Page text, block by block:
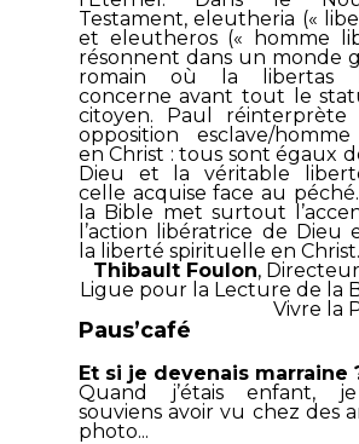
Testament,eleutheria («
et eleutheros(« homme
résonnent dans un monde
romain où la
libertas
concerne avant tout le
citoyen. Paul réinterprète
opposition esclave/
en Christ : tous sont égaux
Dieu et la véritable
celle acquise face au péché.
la Bible met surtout
l’action libératrice de Dieu
la liberté spirituelle en Christ.
Thibault Foulon,
Ligue pour la Lecture de la
Vivre la
Paus’café
Et si je devenais marraine
Quand j’étais enfant,
souviens avoir vu chez des
photo...